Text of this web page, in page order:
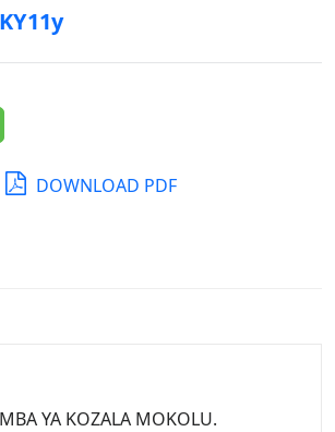
DOWNLOAD PDF
YA KOZALA MOKOLU.